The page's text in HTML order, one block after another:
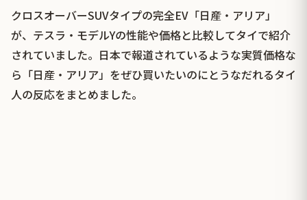
クロスオーバーSUVタイプの完全EV「日産・アリア」
が、テスラ・モデルYの性能や価格と比較してタイで紹介
されていました。日本で報道されているような実質価格な
ら「日産・アリア」をぜひ買いたいのにとうなだれるタイ
人の反応をまとめました。